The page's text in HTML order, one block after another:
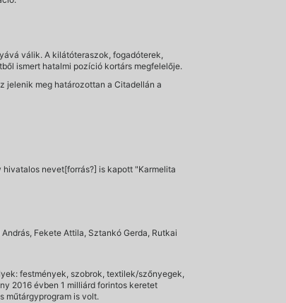
válik. A kilátóteraszok, fogadóterek,
ismert hatalmi pozíció kortárs megfelelője.
jelenik meg határozottan a Citadellán a
nevet[forrás?] is kapott "Karmelita
Fekete Attila, Sztankó Gerda, Rutkai
festmények, szobrok, textilek/szőnyegek,
2016 évben 1 milliárd forintos keretet
műtárgyprogram is volt.